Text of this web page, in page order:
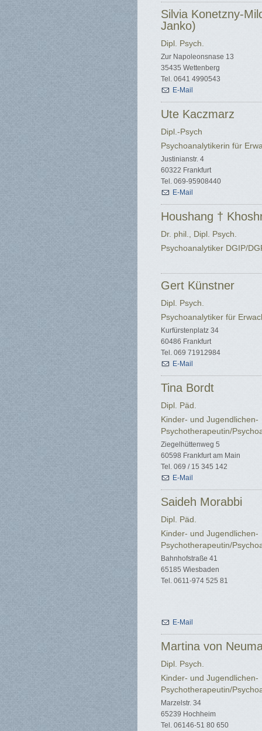
Silvia Konetzny-
Janko)
Dipl. Psych.
Zur Napoleonsnase 13
35435 Wettenberg
Tel. 0641 4990543
E-Mail
Ute Kaczmarz
Dipl.-Psych
Psychoanalytikerin für
Justinianstr. 4
60322 Frankfurt
Tel. 069-95908440
E-Mail
Houshang †
Dr. phil., Dipl. Psych.
Psychoanalytiker DGIP/
Gert Künstner
Dipl. Psych.
Psychoanalytiker für
Kurfürstenplatz 34
60486 Frankfurt
Tel. 069 71912984
E-Mail
Tina Bordt
Dipl. Päd.
Kinder- und Jugendlichen-
Psychotherapeutin/
Ziegelhüttenweg 5
60598 Frankfurt am Main
Tel. 069 / 15 345 142
E-Mail
Saideh Morabbi
Dipl. Päd.
Kinder- und Jugendlichen-
Psychotherapeutin/
Bahnhofstraße 41
65185 Wiesbaden
Tel. 0611-974 525 81
E-Mail
Martina von
Dipl. Psych.
Kinder- und Jugendlichen-
Psychotherapeutin/
Marzelstr. 34
65239 Hochheim
Tel. 06146-51 80 650